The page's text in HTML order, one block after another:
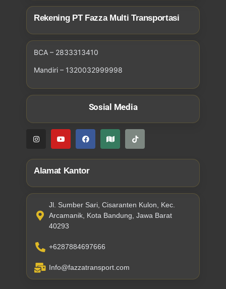
Rekening PT Fazza Multi Transportasi
BCA – 2833313410
Mandiri – 1320032999998
Sosial Media
Alamat Kantor
Jl. Sumber Sari, Cisaranten Kulon, Kec.
Arcamanik, Kota Bandung, Jawa Barat
40293
+6287884697666
Info@fazzatransport.com